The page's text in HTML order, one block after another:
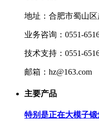
地址：合肥市蜀山区
业务咨询：0551-
技术支持：0551-
邮箱：hz@163.com
主要产品
特别是正在大模子